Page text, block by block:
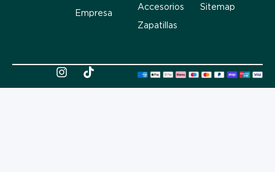
Empresa
Accesorios
Zapatillas
Sitemap